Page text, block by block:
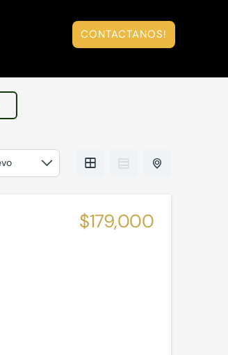
CONTACTANOS!
$179,000